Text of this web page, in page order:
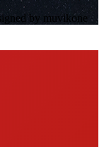
by muvikone